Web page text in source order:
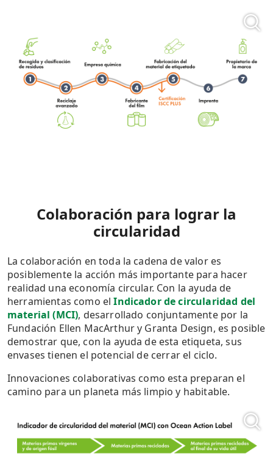
Colaboración para lograr la
circularidad
La colaboración en toda la cadena de valor es
posiblemente la acción más importante para hacer
realidad una economía circular. Con la ayuda de
herramientas como elIndicador de circularidad del
material (MCI), desarrollado conjuntamente por la
Fundación Ellen MacArthur y Granta Design, es posible
demostrar que, con la ayuda de esta etiqueta, sus
envases tienen el potencial de cerrar el ciclo.
Innovaciones colaborativas como esta preparan el
camino para un planeta más limpio y habitable.